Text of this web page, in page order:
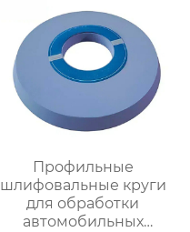
агропредприятиях
Профильные
шлифовальные круги
для обработки
автомобильных